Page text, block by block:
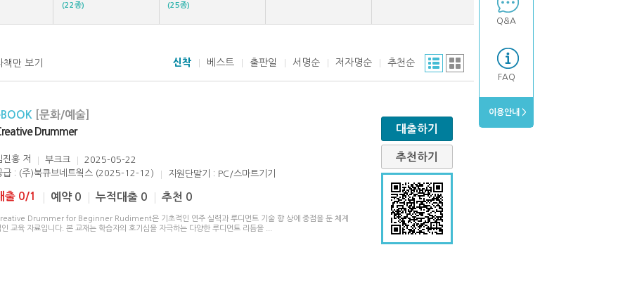
Q&A
FAQ
이용안내 >
(22종) (25종)
만 보기 신착 베스트 출판일 서명순 저자명순 추천순
[문화/예술]
Drummer
진홍 저 부크크
2025-05-22
급 : (주)북큐브네트웍스 (2025-12-12)
지원단말기 : PC/스마트기기
출 0/1 예약 0 누적대출 0 추천 0
Drummer for Beginner Rudiment은 기초적인 연주 실력과 루디먼트 기술 향 상에 중점을 둔 체계
인 교육 자료입니다. 본 교재는 학습자의 호기심을 자극하는 다양한 루디먼트 리듬을
대출하기
추천하기